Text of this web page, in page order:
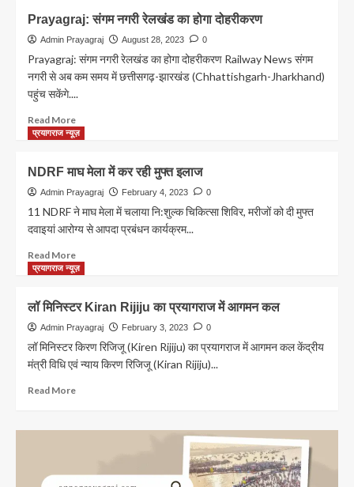
बांधी
राखी,मांगा
गुनाहों
करने
वचन
Station
पर
अब
करने
देंने
Prayagraj: संगम नगरी रेलखंड का होगा दोहरीकरण
Admin Prayagraj August 28, 2023 0
Prayagraj: संगम नगरी रेलखंड का होगा दोहरीकरण Railway News संगम
नगरी से अब कम समय में छत्तीसगढ़-झारखंड (Chhattishgarh-Jharkhand)
पहुंच सकेंगे....
Read MoreRead
more
Prayagraj:
संगम
नगरी
रेलखंड
दोहरीकरण
प्रयागराज न्यूज़
NDRF माघ मेला में कर रही मुफ्त इलाज
Admin Prayagraj February 4, 2023 0
11 NDRF ने माघ मेला में चलाया नि:शुल्क चिकित्सा शिविर, मरीजों को दी मुफ्त
दवाइयां आरोग्य से आपदा प्रबंधन कार्यक्रम...
Read MoreRead
more
माघ
मेला
में
कर
मुफ्त
प्रयागराज न्यूज़
लॉ मिनिस्टर Kiran Rijiju का प्रयागराज में आगमन कल
Admin Prayagraj February 3, 2023 0
लॉ मिनिस्टर किरण रिजिजू (Kiren Rijiju) का प्रयागराज में आगमन कल केंद्रीय
मंत्री विधि एवं न्याय किरण रिजिजू (Kiran Rijiju)...
Read MoreRead
लॉ
Rijiju